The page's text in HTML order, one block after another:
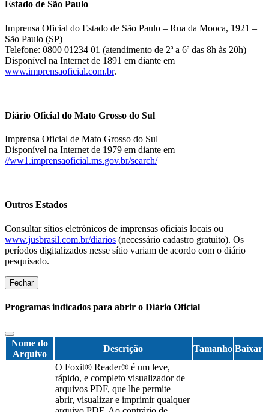
Estado de São Paulo
Imprensa Oficial do Estado de São Paulo – Rua da Mooca, 1921 –
São Paulo (SP)
Telefone: 0800 01234 01 (atendimento de 2ª a 6ª das 8h às 20h)
Disponível na Internet de 1891 em diante em
www.imprensaoficial.com.br.
Diário Oficial do Mato Grosso do Sul
Imprensa Oficial de Mato Grosso do Sul
Disponível na Internet de 1979 em diante em
//ww1.imprensaoficial.ms.gov.br/search/
Outros Estados
Consultar sítios eletrônicos de imprensas oficiais locais ou
www.jusbrasil.com.br/diarios (necessário cadastro gratuito). Os
períodos digitalizados nesse sítio variam de acordo com o diário
pesquisado.
Fechar
Programas indicados para abrir o Diário Oficial
Nome do
Arquivo
Descrição Tamanho Baixar
O Foxit® Reader® é um leve,
rápido, e completo visualizador de
arquivos PDF, que lhe permite
abrir, visualizar e imprimir qualquer